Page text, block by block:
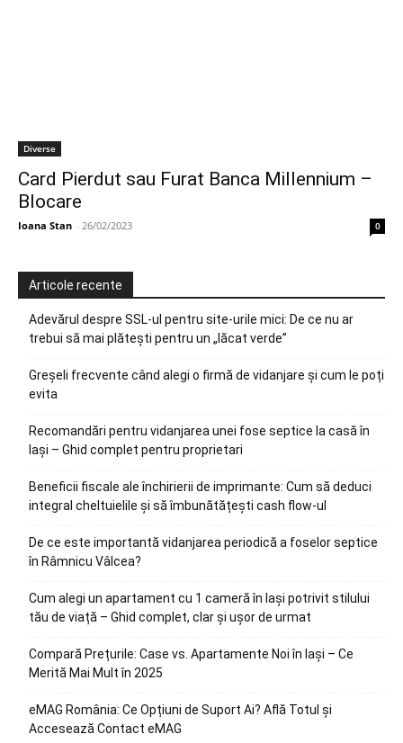
Diverse
Card Pierdut sau Furat Banca Millennium –
Blocare
Ioana Stan - 26/02/2023 0
Articole recente
Adevărul despre SSL-ul pentru site-urile mici: De ce nu ar
trebui să mai plătești pentru un „lăcat verde”
Greșeli frecvente când alegi o firmă de vidanjare și cum le poți
evita
Recomandări pentru vidanjarea unei fose septice la casă în
Iași – Ghid complet pentru proprietari
Beneficii fiscale ale închirierii de imprimante: Cum să deduci
integral cheltuielile și să îmbunătățești cash flow-ul
De ce este importantă vidanjarea periodică a foselor septice
în Râmnicu Vâlcea?
Cum alegi un apartament cu 1 cameră în Iași potrivit stilului
tău de viață – Ghid complet, clar și ușor de urmat
Compară Prețurile: Case vs. Apartamente Noi în Iași – Ce
Merită Mai Mult în 2025
eMAG România: Ce Opțiuni de Suport Ai? Află Totul și
Accesează Contact eMAG